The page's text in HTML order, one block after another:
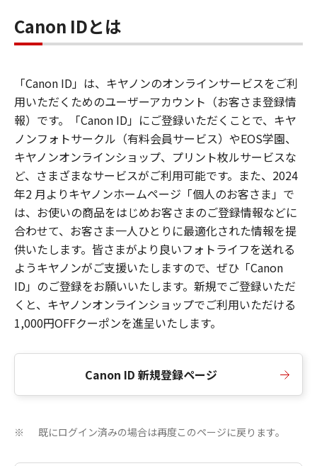
Canon IDとは
「Canon ID」は、キヤノンのオンラインサービスをご利
用いただくためのユーザーアカウント（お客さま登録情
報）です。「Canon ID」にご登録いただくことで、キヤ
ノンフォトサークル（有料会員サービス）やEOS学園、
キヤノンオンラインショップ、プリント枚ルサービスな
ど、さまざまなサービスがご利用可能です。また、2024
年2 月よりキヤノンホームページ「個人のお客さま」で
は、お使いの商品をはじめお客さまのご登録情報などに
合わせて、お客さま一人ひとりに最適化された情報を提
供いたします。皆さまがより良いフォトライフを送れる
ようキヤノンがご支援いたしますので、ぜひ「Canon
ID」のご登録をお願いいたします。新規でご登録いただ
くと、キヤノンオンラインショップでご利用いただける
1,000円OFFクーポンを進呈いたします。
Canon ID 新規登録ページ
※ 既にログイン済みの場合は再度このページに戻ります。